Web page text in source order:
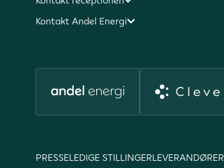
Kontakt Andel Energi
PRESSELEDIGE STILLINGERLEVERANDØRER